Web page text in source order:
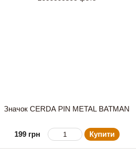
Значок CERDA PIN METAL BATMAN
199 грн Купити